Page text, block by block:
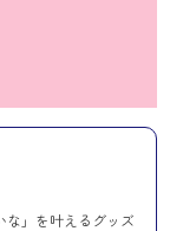
な」を叶えるグッズ